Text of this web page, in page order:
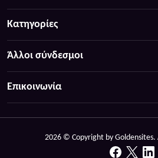
Κατηγορίες
Άλλοι σύνδεσμοι
Επικοινωνία
2026 © Copyright by Goldensites.